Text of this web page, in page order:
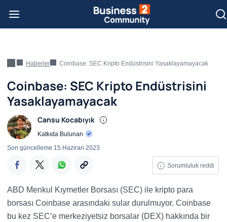
Haberler Coinbase: SEC Kripto Endüstrisini Yasaklayamayacak
Coinbase: SEC Kripto Endüstrisini
Yasaklayamayacak
Cansu Kocabıyık
Katkıda Bulunan
Sorumluluk reddi
Son güncelleme 15 Haziran 2023
ABD Menkul Kıymetler Borsası (SEC) ile kripto para
borsası Coinbase arasındaki sular durulmuyor. Coinbase
bu kez SEC’e merkeziyetsiz borsalar (DEX) hakkında bir